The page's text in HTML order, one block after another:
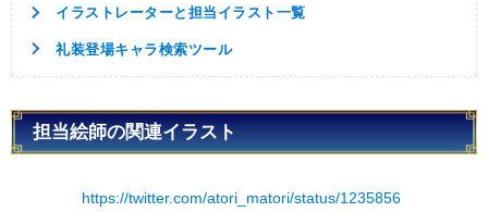
イラストレーターと担当イラスト一覧
礼装登場キャラ検索ツール
担当絵師の関連イラスト
https://twitter.com/atori_matori/status/1235856